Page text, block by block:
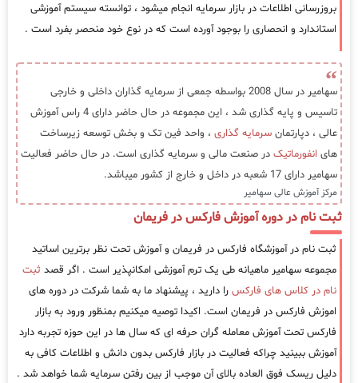
بروزرسانی اطلاعات در بازار سرمایه انجام میشود ، توانسته سیستم آموزشی
استاندارد و انحصاری را بوجود آورده است که در نوع خود منحصر بفرد است .
سهامیر در سال 2008 بواسطه جمعی از سرمایه گذاران داخلی و خارجی
تاسیس و پایه گذاری شد ، این مجموعه در حال حاضر دارای 4 راس آموزش
عالی ، دپارتمان سرمایه گذاری ، واحد فین تک و بخش توسعه زیرساخت
های انفورماتیک در صنعت مالی و سرمایه گذاری است. در حال حاضر فعالیت
سهامیر دارای 17 شعبه در داخل و خارج از کشور میباشد.
مرکز آموزش عالی سهامیر
ثبت نام در دوره آموزش فارکس در فریمان
ثبت نام در آموزشگاه فارکس در فریمان و آموزش تحت نظر برترین اساتید
مجموعه سهامیر ماهیانه طی یک ترم آموزشی امکانپذیر است . اگر قصد ثبت
نام در کلاس های فارکس را دارید ، پیشنهاد ما به شما شرکت در دوره های
اموزش فارکس در فریمان است. اکیدا توصیه میکنیم بمنظور ورود به بازار
فارکس تحت آموزش معامله گران حرفه ای که سال ها در این حوزه تجربه دارد
آموزش ببینید چراکه فعالیت در بازار فارکس بدون دانش و اطلاعات کافی به
دلیل ریسک فوق العاده بالای آن موجب از بین رفتن سرمایه شما خواهد شد .